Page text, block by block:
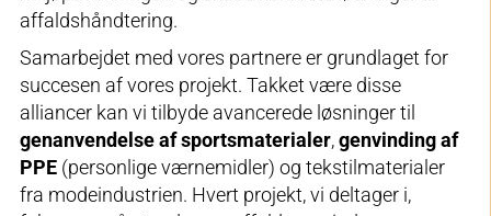
affaldshåndtering.
Samarbejdet med vores partnere er grundlaget for
succesen af vores projekt. Takket være disse
alliancer kan vi tilbyde avancerede løsninger til
genanvendelse af sportsmaterialer,genvinding af
PPE (personlige værnemidler) og tekstilmaterialer
fra modeindustrien. Hvert projekt, vi deltager i,